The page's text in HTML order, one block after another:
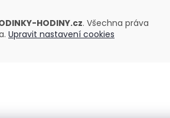
HODINY.cz. Všechna práva
Upravit nastavení cookies